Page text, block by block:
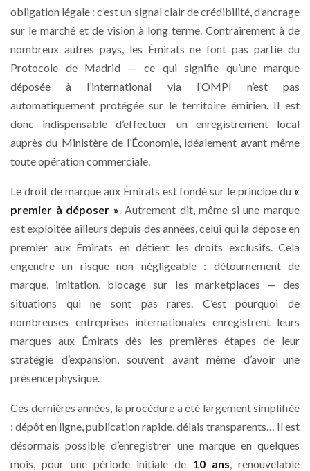
obligation légale : c’est un signal clair de crédibilité, d’ancrage
sur le marché et de vision à long terme. Contrairement à de
nombreux autres pays, les Émirats ne font pas partie du
Protocole de Madrid — ce qui signifie qu’une marque
déposée à l’international via l’OMPI n’est pas
automatiquement protégée sur le territoire émirien. Il est
donc indispensable d’effectuer un enregistrement local
auprès du Ministère de l’Économie, idéalement avant même
toute opération commerciale.
Le droit de marque aux Émirats est fondé sur le principe du «
premier à déposer » . Autrement dit, même si une marque
est exploitée ailleurs depuis des années, celui qui la dépose en
premier aux Émirats en détient les droits exclusifs. Cela
engendre un risque non négligeable : détournement de
marque, imitation, blocage sur les marketplaces — des
situations qui ne sont pas rares. C’est pourquoi de
nombreuses entreprises internationales enregistrent leurs
marques aux Émirats dès les premières étapes de leur
stratégie d’expansion, souvent avant même d’avoir une
présence physique.
Ces dernières années, la procédure a été largement simplifiée
: dépôt en ligne, publication rapide, délais transparents… Il est
désormais possible d’enregistrer une marque en quelques
mois, pour une période initiale de 10 ans , renouvelable